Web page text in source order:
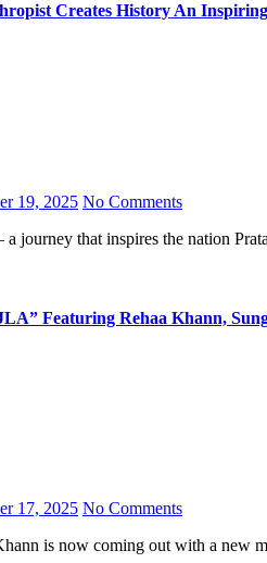
Creates History An
19, 2025 No Comments
journey that inspires the nation
Featuring Rehaa Khann,
17, 2025 No Comments
Khann is now coming out with a